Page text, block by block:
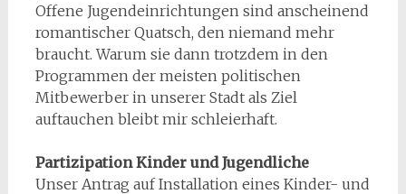
Offene Jugendeinrichtungen sind anscheinend
romantischer Quatsch, den niemand mehr
braucht. Warum sie dann trotzdem in den
Programmen der meisten politischen
Mitbewerber in unserer Stadt als Ziel
auftauchen bleibt mir schleierhaft.
Partizipation Kinder und Jugendliche
Unser Antrag auf Installation eines Kinder- und